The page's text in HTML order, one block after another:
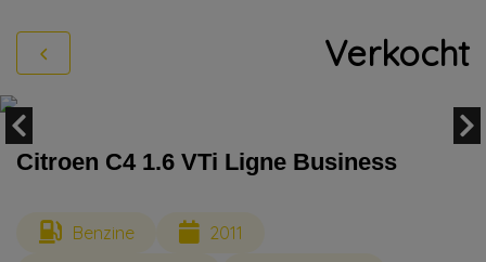
Verkocht
Citroen C4 1.6 VTi Ligne Business
Benzine
2011